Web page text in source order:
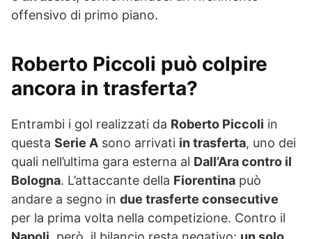
offensivo di primo piano.
Roberto Piccoli può colpire
ancora in trasferta?
Entrambi i gol realizzati da Roberto Piccoli in
questa Serie A sono arrivati in trasferta, uno dei
quali nell’ultima gara esterna al Dall’Ara contro il
Bologna. L’attaccante della Fiorentina può
andare a segno in due trasferte consecutive
per la prima volta nella competizione. Contro il